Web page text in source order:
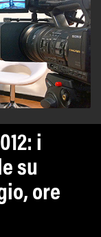
i
su
ore